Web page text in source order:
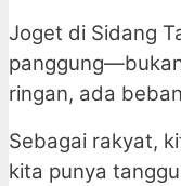
Joget di Sidang
ringan, ada
Sebagai rakyat,
kita punya